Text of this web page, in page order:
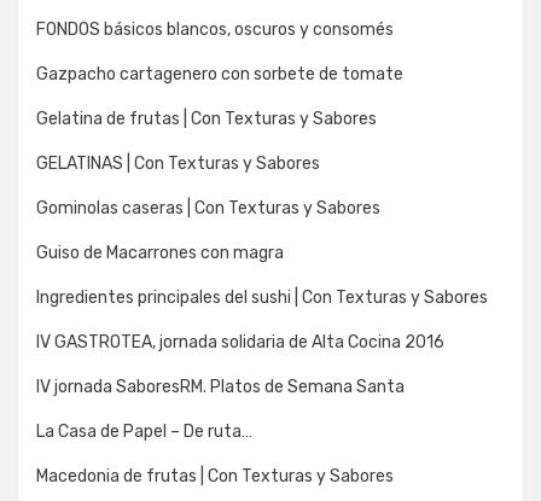
FONDOS básicos blancos, oscuros y consomés
Gazpacho cartagenero con sorbete de tomate
Gelatina de frutas | Con Texturas y Sabores
GELATINAS | Con Texturas y Sabores
Gominolas caseras | Con Texturas y Sabores
Guiso de Macarrones con magra
Ingredientes principales del sushi | Con Texturas y Sabores
IV GASTROTEA, jornada solidaria de Alta Cocina 2016
IV jornada SaboresRM. Platos de Semana Santa
La Casa de Papel – De ruta…
Macedonia de frutas | Con Texturas y Sabores